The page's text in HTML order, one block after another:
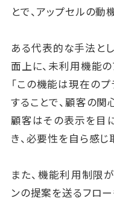
とで、アップセルの動
ある代表的な手法と
面上に、未利用機能の
「この機能は現在の
することで、顧客の関
顧客はその表示を目
き、必要性を自ら感じ
また、機能利用制限
ンの提案を送るフロー